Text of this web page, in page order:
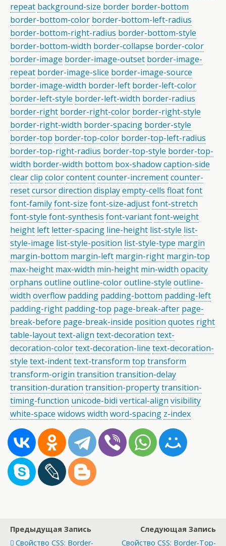
repeat background-size border border-bottom
border-bottom-color border-bottom-left-radius
border-bottom-right-radius border-bottom-style
border-bottom-width border-collapse border-color
border-image border-image-outset border-image-
repeat border-image-slice border-image-source
border-image-width border-left border-left-color
border-left-style border-left-width border-radius
border-right border-right-color border-right-style
border-right-width border-spacing border-style
border-top border-top-color border-top-left-radius
border-top-right-radius border-top-style border-top-
width border-width bottom box-shadowcaption-side
clearclip colorcontentcounter-incrementcounter-
resetcursordirection displayempty-cells floatfont
font-familyfont-size font-size-adjustfont-stretch
font-style font-synthesis font-variantfont-weight
height left letter-spacing line-height list-style list-
style-image list-style-position list-style-type margin
margin-bottom margin-left margin-right margin-top
max-height max-width min-height min-width opacity
orphans outline outline-coloroutline-style outline-
width overflow padding padding-bottom padding-left
padding-right padding-top page-break-after page-
break-before page-break-inside position quotes right
table-layouttext-align text-decoration text-
decoration-colortext-decoration-line text-decoration-
style text-indenttext-transform top transform
transform-origin transition transition-delay
transition-duration transition-propertytransition-
timing-function unicode-bidi vertical-align visibility
white-space widows width word-spacing z-index
Предыдущая Запись
Свойство CSS: Border-
Следующая Запись
Свойство CSS: Border-Top-